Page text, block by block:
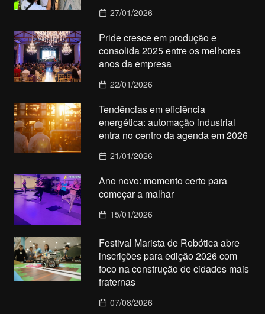
27/01/2026
Pride cresce em produção e
consolida 2025 entre os melhores
anos da empresa
22/01/2026
Tendências em eficiência
energética: automação industrial
entra no centro da agenda em 2026
21/01/2026
Ano novo: momento certo para
começar a malhar
15/01/2026
Festival Marista de Robótica abre
inscrições para edição 2026 com
foco na construção de cidades mais
fraternas
07/08/2026